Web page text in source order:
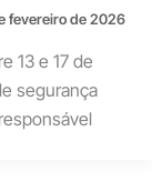
fevereiro de 2026
13 e 17 de
segurança